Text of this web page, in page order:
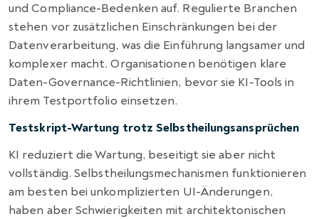
und Compliance-Bedenken auf. Regulierte Branchen
stehen vor zusätzlichen Einschränkungen bei der
Datenverarbeitung, was die Einführung langsamer und
komplexer macht. Organisationen benötigen klare
Daten-Governance-Richtlinien, bevor sie KI-Tools in
ihrem Testportfolio einsetzen.
Testskript-Wartung trotz Selbstheilungsansprüchen
KI reduziert die Wartung, beseitigt sie aber nicht
vollständig. Selbstheilungsmechanismen funktionieren
am besten bei unkomplizierten UI-Änderungen,
haben aber Schwierigkeiten mit architektonischen